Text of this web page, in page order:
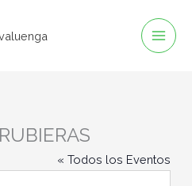
« Todos los Eventos